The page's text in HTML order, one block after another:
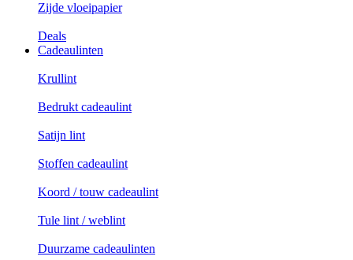
Zijde vloeipapier
Deals
Cadeaulinten
Krullint
Bedrukt cadeaulint
Satijn lint
Stoffen cadeaulint
Koord / touw cadeaulint
Tule lint / weblint
Duurzame cadeaulinten